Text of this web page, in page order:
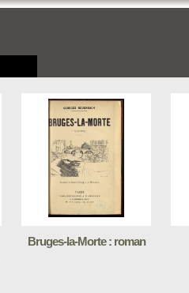
Bruges-la-Morte : roman